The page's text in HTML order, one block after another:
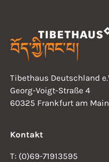
Tibethaus Deutschland
Georg-Voigt-Straße 4
60325 Frankfurt am Main
Kontakt
T: (0)69-71913595